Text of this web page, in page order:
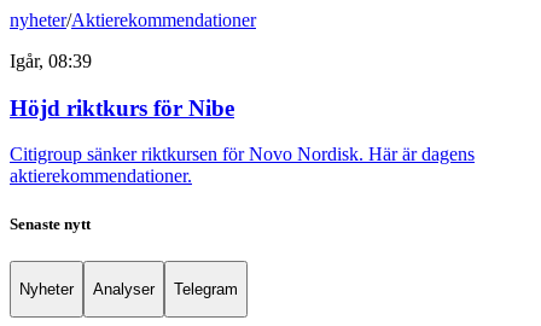
nyheter/Aktierekommendationer
Igår, 08:39
Höjd riktkurs för Nibe
Citigroup sänker riktkursen för Novo Nordisk. Här är dagens
aktierekommendationer.
Senaste nytt
Nyheter Analyser Telegram